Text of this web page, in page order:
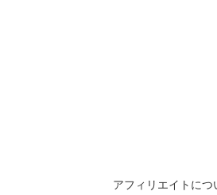
アフィリエイトにつ